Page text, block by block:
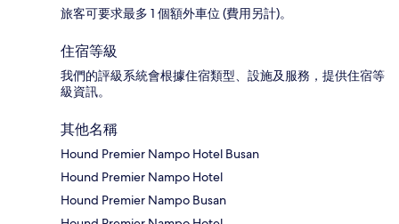
旅客可要求最多 1 個額外車位 (費用另計)。
住宿等級
我們的評級系統會根據住宿類型、設施及服務，提供住宿等
級資訊。
其他名稱
Hound Premier Nampo Hotel Busan
Hound Premier Nampo Hotel
Hound Premier Nampo Busan